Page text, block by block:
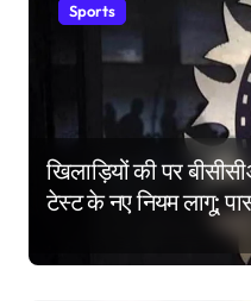
Sports
खिलाड़ियों की पर
टेस्ट के नए नियम लागू;